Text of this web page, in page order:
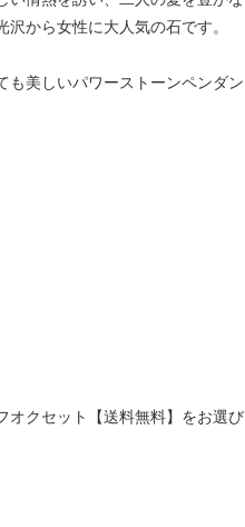
から女性に大人気の石です。
も美しいパワーストーンペンダン
オクセット【送料無料】をお選び